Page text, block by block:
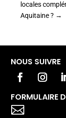
locales
Aquitaine ? →
NOUS SUIVRE
FORMULAIRE
